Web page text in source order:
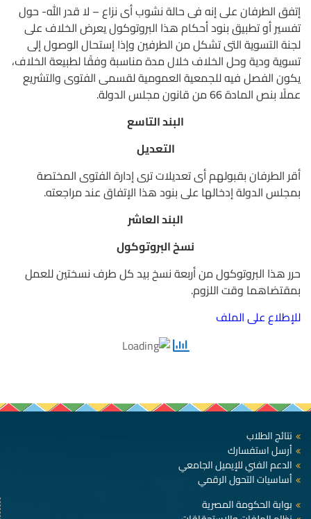
إتفق الطرفان على إنه فى حالة نشوب أى نزاع – لا قدر الله- حول
تفسير أو تطبيق بنود أحكام هذا البروتوكول يعرض الخلاف على
لجنة التسوية التى تشكل من الطرفين وإذا إستحال الوصول إلى
تسوية ودية وحل الخلاف خلال مدة مناسبة وفقًا لطبيعة الخلاف،
يكون الفصل فيه للجمعية العمومية لقسمى الفتوى والتشريع
عملًا بنص المادة 66 من قانون مجلس الدولة.
البند التاسع
التعديل
أقر الطرفان بقبولهم أى تعديلات ترى إدارة الفتوى المختصة
بمجلس الدولة إدخالها على بنود هذا الإتفاق عند مراجعته.
البند العاشر
نسخ البروتوكول
حرر هذا البروتوكول من أربعة نسخ بيد كل طرف نسختين للعمل
بمقتضاهما وقت اللزوم.
للإطلاع على الملف
نتائج الطلاب
أرسل استفسارك
الدعم الفني للإيميل الجامعي
أساسيات التحول الرقمي
بوابة الحكومة المصرية